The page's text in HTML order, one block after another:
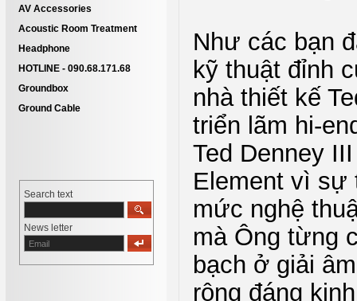
AV Accessories
Acoustic Room Treatment
Headphone
HOTLINE - 090.68.171.68
Groundbox
Ground Cable
Search text
News letter
Như các bạn
kỹ thuật đỉnh
nhà thiết kế
triển lãm hi-
Ted Denney
Element vì sự
mức nghệ
mà Ông từng
bạch ở giải
rộng đáng